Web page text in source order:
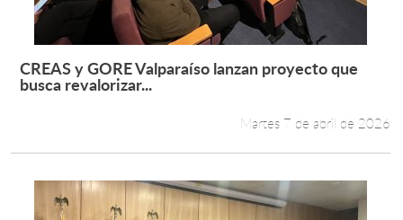
Leer más +
CREAS y GORE Valparaíso lanzan proyecto que
busca revalorizar...
Martes 7 de abril de 2026